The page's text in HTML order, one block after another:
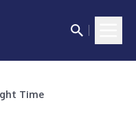
Time